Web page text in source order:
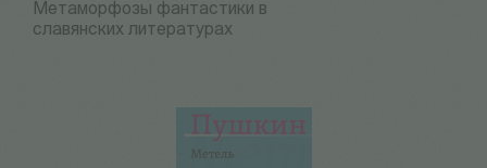
Метаморфозы фантастики в
славянских литературах